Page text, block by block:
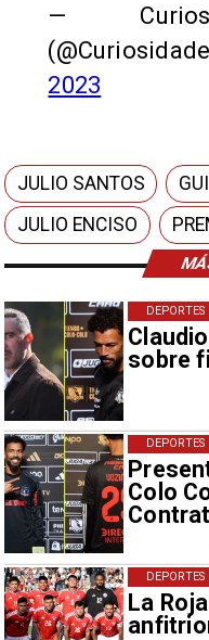
sobre
DEPORTES
Colo
DEPORTES
La
DEPORTES
—
2023
JULIO SANTOS
JULIO ENCISO